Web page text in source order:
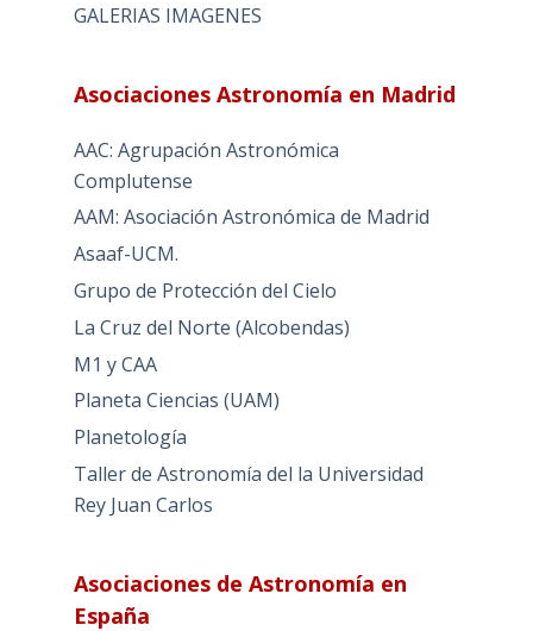
GALERIAS IMAGENES
Asociaciones Astronomía en Madrid
AAC: Agrupación Astronómica
Complutense
AAM: Asociación Astronómica de Madrid
Asaaf-UCM.
Grupo de Protección del Cielo
La Cruz del Norte (Alcobendas)
M1 y CAA
Planeta Ciencias (UAM)
Planetología
Taller de Astronomía del la Universidad
Rey Juan Carlos
Asociaciones de Astronomía en
España